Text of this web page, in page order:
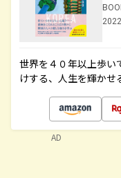
世界を４０年以上歩い
けする、人生を輝か
AD